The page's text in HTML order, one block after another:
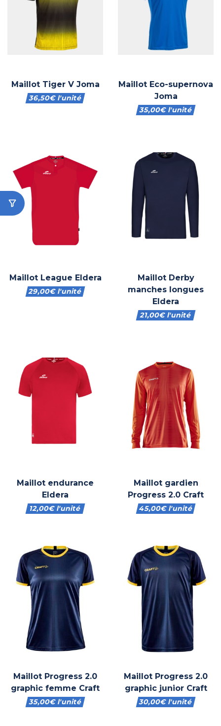
Maillot Tiger V Joma
36,50€l'unité
Maillot Eco-supernova
Joma
35,00€l'unité
Maillot League Eldera
29,00€l'unité
Maillot Derby
manches longues
Eldera
21,00€l'unité
Maillot endurance
Eldera
12,00€l'unité
Maillot gardien
Progress 2.0 Craft
45,00€l'unité
Maillot Progress 2.0
graphic femme Craft
35,00€l'unité
Maillot Progress 2.0
graphic junior Craft
30,00€l'unité